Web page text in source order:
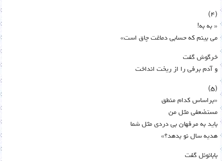
(۴)
« به به!
می بینم که حسابی دماغت چاق است»
خرگوش گفت
و آدم برفی را از ریخت انداخت
(۵)
«براساس کدام منطق
مستضعفی مثل من
باید به مرفهان بی دردی مثل شما
هدیه سال نو بدهد؟»
بابانوئل گفت